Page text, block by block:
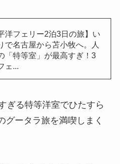
洋フェリー2泊3日の旅】い
で名古屋から苫小牧へ。人
「特等室」が最高すぎ！3
ェ...
ぎる特等洋室でひたすら
グータラ旅を満喫しまく